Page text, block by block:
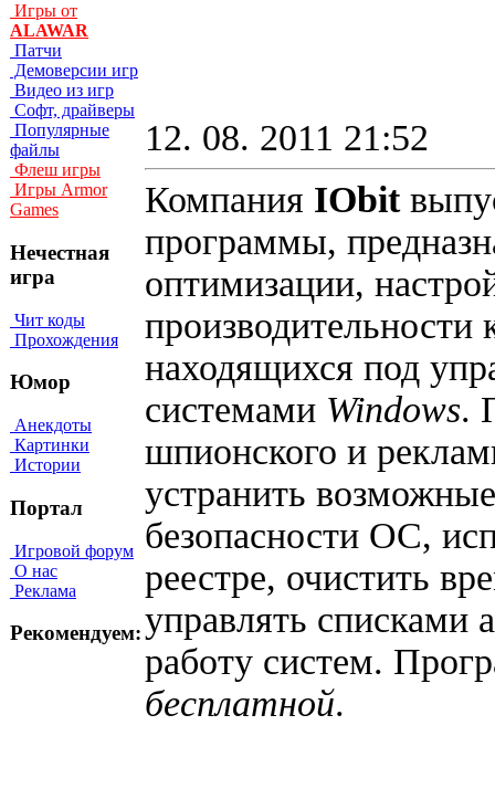
Игры от
ALAWAR
Патчи
Демоверсии игр
Видео из игр
Софт, драйверы
Популярные
файлы
Флеш игры
Игры Armor
Games
Нечестная
игра
Чит коды
Прохождения
Юмор
Анекдоты
Картинки
Истории
Портал
Игровой форум
О нас
Реклама
Рекомендуем:
12. 08. 2011 21:52
Компания IObit
программы,
оптимизации,
производительности
находящихся под
системами Windows.
шпионского и
устранить
безопасности ОС,
реестре, очистить
управлять списками
работу систем.
бесплатной.